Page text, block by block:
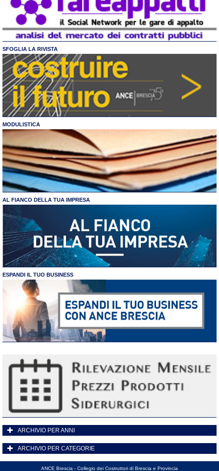
SFOGLIA LA RIVISTA
MODULISTICA
AL FIANCO DELLA TUA IMPRESA
ESPANDI IL TUO BUSINESS
ARCHIVIO PER ANNI
ARCHIVIO PER CATEGORIE
ANCE Brescia - Collegio dei Costruttori di Brescia e Provincia